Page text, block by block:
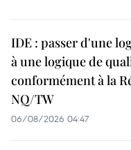
IDE : passer d'une
à une logique de
conformément à la
NQ/TW
06/08/2026 04:47